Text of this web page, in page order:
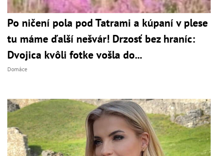
Po ničení pola pod Tatrami a kúpaní v plese
tu máme ďalší nešvár! Drzosť bez hraníc:
Dvojica kvôli fotke vošla do...
Domáce